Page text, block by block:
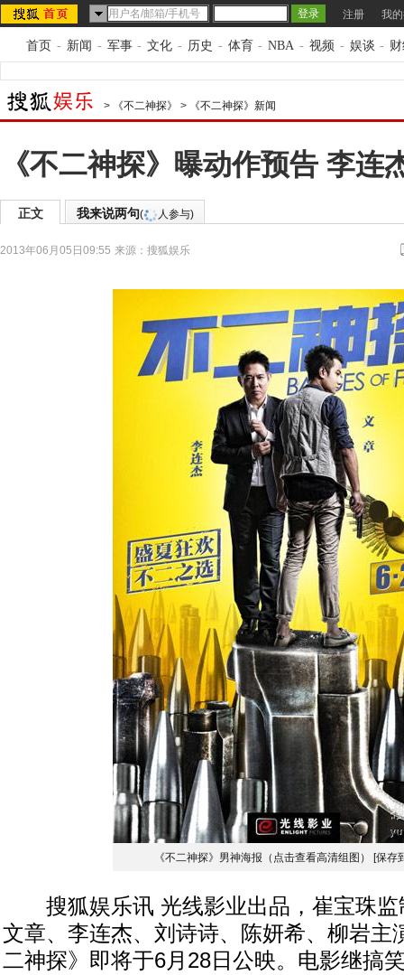
注册 我
首页 - 新闻 - 军事 - 文化 - 历史 - 体育 - NBA - 视频 - 娱谈 -
> 《不二神探》 > 《不二神探》新闻
《不二神探》曝动作预告 李连
正文 我来说两句( 人参与)
2013年06月05日09:55 来源： 搜狐娱乐
《不二神探》男神海报（点击查看高清组图） [保存
搜狐娱乐讯 光线影业出品，崔宝珠监
文章、李连杰、刘诗诗、陈妍希、柳岩主
二神探》即将于6月28日公映。电影继搞